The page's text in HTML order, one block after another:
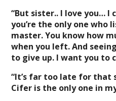
“But sister.. I love you… I
you’re the only one who
master. You know how
when you left. And
to give up. I want you to
“It’s far too late for that
Cifer is the only one in